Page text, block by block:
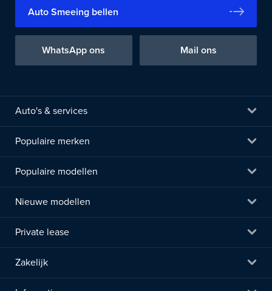
Auto Smeeing bellen
WhatsApp ons Mail ons
Auto's & services
Populaire merken
Populaire modellen
Nieuwe modellen
Private lease
Zakelijk